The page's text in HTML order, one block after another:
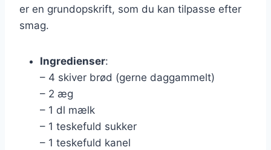
er en grundopskrift, som du kan tilpasse efter
smag.
Ingredienser:
– 4 skiver brød (gerne daggammelt)
– 2 æg
– 1 dl mælk
– 1 teskefuld sukker
– 1 teskefuld kanel